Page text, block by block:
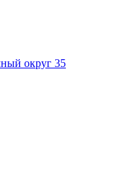
округ 35